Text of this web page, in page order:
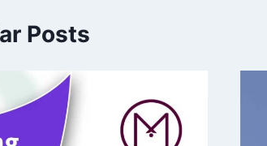
Posts